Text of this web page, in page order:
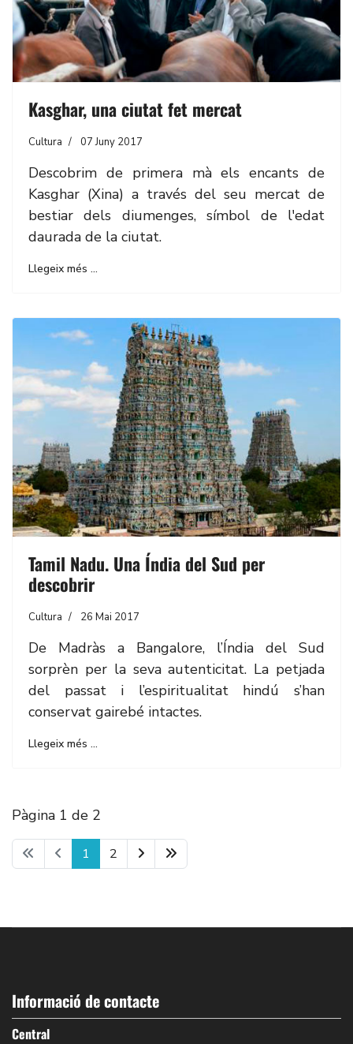
Kasghar, una ciutat fet mercat
Cultura 07 Juny 2017
Descobrim de primera mà els encants de
Kasghar (Xina) a través del seu mercat de
bestiar dels diumenges, símbol de l'edat
daurada de la ciutat.
Llegeix més …
Tamil Nadu. Una Índia del Sud per
descobrir
Cultura 26 Mai 2017
De Madràs a Bangalore, l’Índia del Sud
sorprèn per la seva autenticitat. La petjada
del passat i l’espiritualitat hindú s’han
conservat gairebé intactes.
Llegeix més …
Pàgina 1 de 2
1 2
Informació de contacte
Central